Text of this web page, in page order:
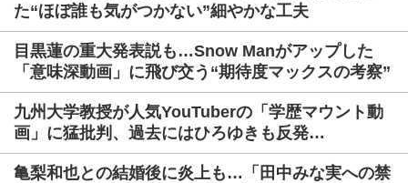
た“ほぼ誰も気がつかない”細やかな工夫
目黒蓮の重大発表説も…Snow Manがアップした
「意味深動画」に飛び交う“期待度マックスの考察”
九州大学教授が人気YouTuberの「学歴マウント動
画」に猛批判、過去にはひろゆきも反発…
亀梨和也との結婚後に炎上も…「田中みな実への禁